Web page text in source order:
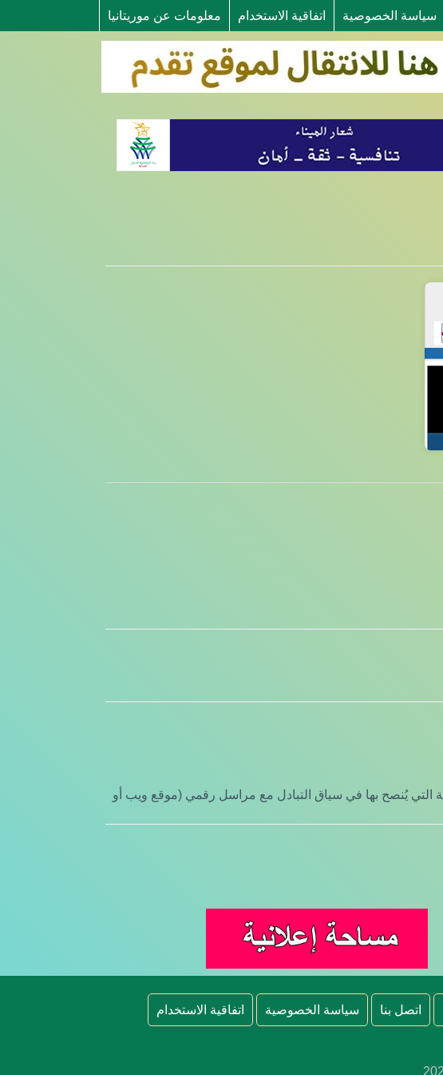
سياسة الخصوصية اتفاقية الاستخدام معلومات عن موريتانيا
التي يُنصح بها في سياق التبادل مع مراسل رقمي (موقع ويب أو
اتصل بنا سياسة الخصوصية اتفاقية الاستخدام